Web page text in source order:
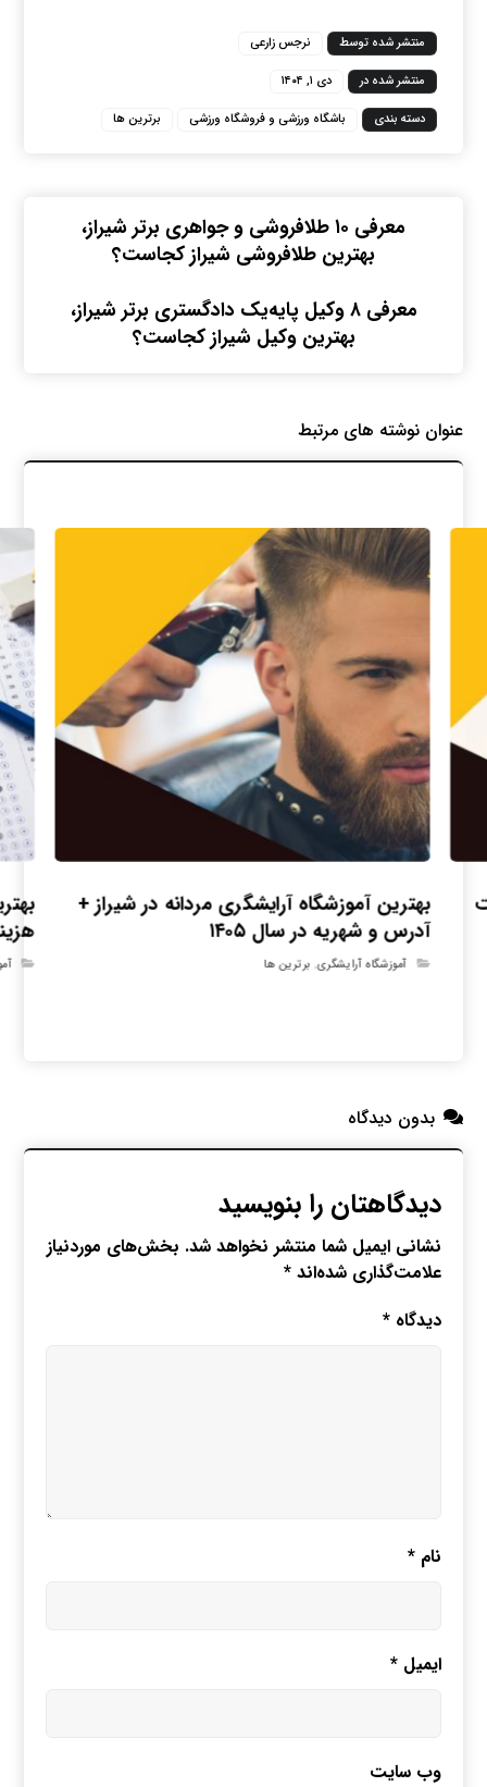
منتشر شده توسط نرجس زارعی
منتشر شده در دی ۱, ۱۴۰۴
دسته بندی باشگاه ورزشی و فروشگاه ورزشی برترین ها
معرفی ۱۰ طلافروشی و جواهری برتر شیراز،
بهترین طلافروشی شیراز کجاست؟
معرفی ۸ وکیل پایه‌یک دادگستری برتر شیراز،
بهترین وکیل شیراز کجاست؟
عنوان ‫نوشته های مرتبط
بهترین آموزشگاه آرایشگری مردانه در شیراز +
آدرس و شهریه در سال ۱۴۰۵
آموزشگاه آرایشگری, برترین ها
هزینه
بدون دیدگاه
دیدگاهتان را بنویسید
نشانی ایمیل شما منتشر نخواهد شد. بخش‌های موردنیاز
علامت‌گذاری شده‌اند*
دیدگاه*
نام*
ایمیل*
وب‌ سایت